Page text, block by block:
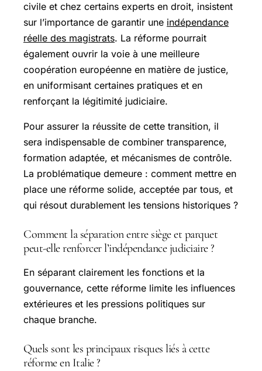
civile et chez certains experts en droit, insistent
sur l’importance de garantir une indépendance
réelle des magistrats. La réforme pourrait
également ouvrir la voie à une meilleure
coopération européenne en matière de justice,
en uniformisant certaines pratiques et en
renforçant la légitimité judiciaire.
Pour assurer la réussite de cette transition, il
sera indispensable de combiner transparence,
formation adaptée, et mécanismes de contrôle.
La problématique demeure : comment mettre en
place une réforme solide, acceptée par tous, et
qui résout durablement les tensions historiques ?
Comment la séparation entre siège et parquet
peut-elle renforcer l’indépendance judiciaire ?
En séparant clairement les fonctions et la
gouvernance, cette réforme limite les influences
extérieures et les pressions politiques sur
chaque branche.
Quels sont les principaux risques liés à cette
réforme en Italie ?